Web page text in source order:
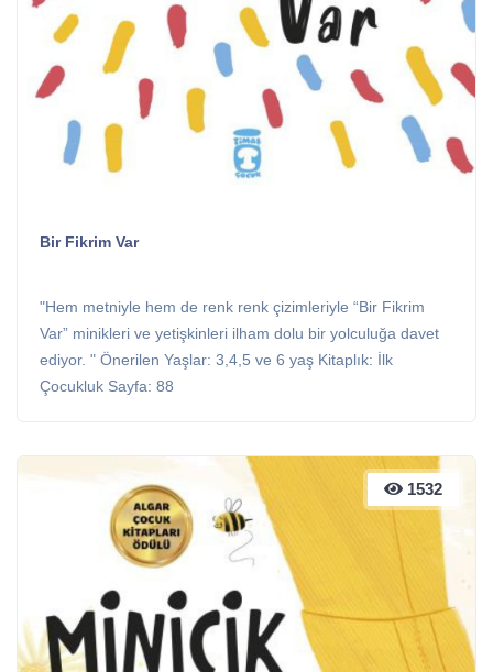
Bir Fikrim Var
"Hem metniyle hem de renk renk çizimleriyle “Bir Fikrim
Var” minikleri ve yetişkinleri ilham dolu bir yolculuğa davet
ediyor. " Önerilen Yaşlar: 3,4,5 ve 6 yaş Kitaplık: İlk
Çocukluk Sayfa: 88
1532
1532